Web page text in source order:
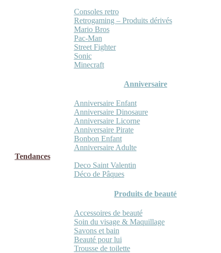
Consoles retro
Retrogaming – Produits dérivés
Mario Bros
Pac-Man
Street Fighter
Sonic
Minecraft
Anniversaire
Anniversaire Enfant
Anniversaire Dinosaure
Anniversaire Licorne
Anniversaire Pirate
Bonbon Enfant
Anniversaire Adulte
Tendances
Deco Saint Valentin
Déco de Pâques
Produits de beauté
Accessoires de beauté
Soin du visage & Maquillage
Savons et bain
Beauté pour lui
Trousse de toilette